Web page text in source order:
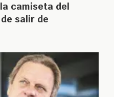
camiseta del
salir de